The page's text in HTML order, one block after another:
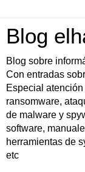
Blog
Blog sobre
Con entradas
Especial
ransomware,
de malware y
software,
herramientas de
etc